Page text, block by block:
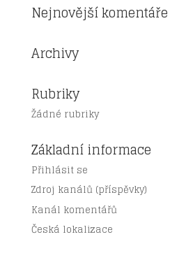
Nejnovější komentáře
Archivy
Rubriky
Žádné rubriky
Základní informace
Přihlásit se
Zdroj kanálů (příspěvky)
Kanál komentářů
Česká lokalizace